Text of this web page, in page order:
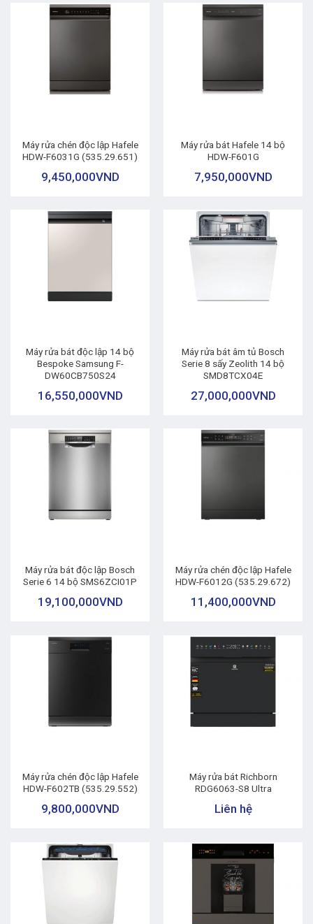
Máy rửa chén độc lập Hafele
HDW-F6031G (535.29.651)
9,450,000VND
Máy rửa bát Hafele 14 bộ
HDW-F601G
7,950,000VND
Máy rửa bát độc lập 14 bộ
Bespoke Samsung F-
DW60CB750S24
16,550,000VND
Máy rửa bát âm tủ Bosch
Serie 8 sấy Zeolith 14 bộ
SMD8TCX04E
27,000,000VND
Máy rửa bát độc lập Bosch
Serie 6 14 bộ SMS6ZCI01P
19,100,000VND
Máy rửa chén độc lập Hafele
HDW-F6012G (535.29.672)
11,400,000VND
Máy rửa chén độc lập Hafele
HDW-F602TB (535.29.552)
9,800,000VND
Máy rửa bát Richborn
RDG6063-S8 Ultra
Liên hệ